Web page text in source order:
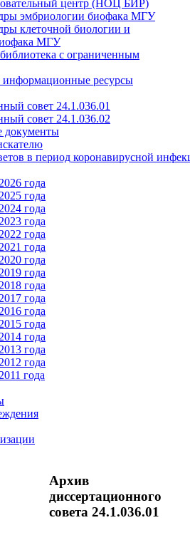
центр (НОЦ БИР)
эмбриологии биофака МГУ
клеточной биологии и
МГУ
с ограниченным
ресурсы
совет 24.1.036.01
совет 24.1.036.02
документы
в период коронавирусной
года
года
года
года
года
года
года
года
года
года
года
года
года
года
года
года
Архив
диссертационного
совета 24.1.036.01